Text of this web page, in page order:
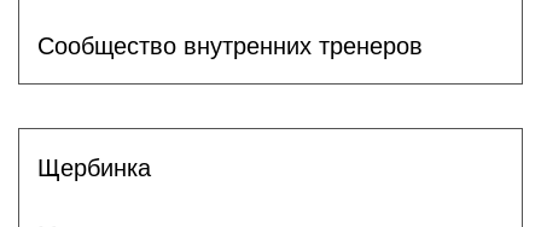
Сообщество внутренних тренеров
Щербинка